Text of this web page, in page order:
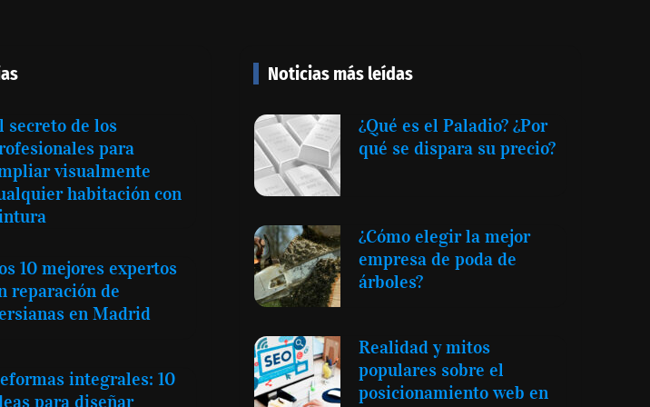
No pagues el
el nuevo libro de
Ricardo Palacio
secreto de los
para
visualmente
habitación con
10 mejores expertos
reparación de
en Madrid
integrales: 10
para diseñar
Noticias más leídas
¿Qué es el Paladio? ¿Por
qué se dispara su precio?
¿Cómo elegir la mejor
empresa de poda de
árboles?
Realidad y mitos
populares sobre el
posicionamiento web en